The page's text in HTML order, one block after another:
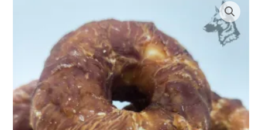
precios:
desde
2.70 €
hasta
7.60 €